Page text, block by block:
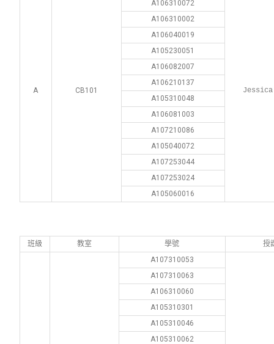
A CB101 Jessica
A106310072
A106310002
A106040019
A105230051
A106082007
A106210137
A105310048
A106081003
A107210086
A105040072
A107253044
A107253024
A105060016
班級 教室 學號 授
A107310053
A107310063
A106310060
A105310301
A105310046
A105310062